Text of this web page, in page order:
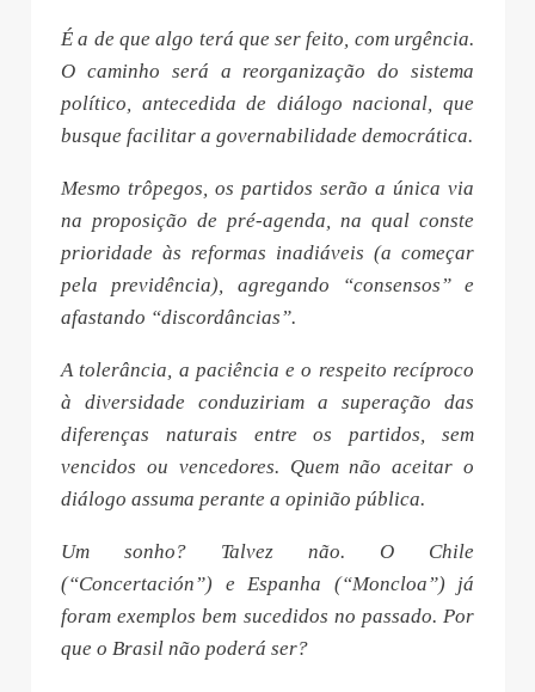
É a de que algo terá que ser feito, com urgência.
O caminho será a reorganização do sistema
político, antecedida de diálogo nacional, que
busque facilitar a governabilidade democrática.
Mesmo trôpegos, os partidos serão a única via
na proposição de pré-agenda, na qual conste
prioridade às reformas inadiáveis (a começar
pela previdência), agregando “consensos” e
afastando “discordâncias”.
A tolerância, a paciência e o respeito recíproco
à diversidade conduziriam a superação das
diferenças naturais entre os partidos, sem
vencidos ou vencedores. Quem não aceitar o
diálogo assuma perante a opinião pública.
Um sonho? Talvez não. O Chile
(“Concertación”) e Espanha (“Moncloa”) já
foram exemplos bem sucedidos no passado. Por
que o Brasil não poderá ser?